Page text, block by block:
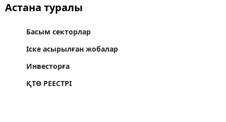
Астана туралы
Басым секторлар
Іске асырылған жобалар
Инвесторға
ҚТӨ РЕЕСТРІ